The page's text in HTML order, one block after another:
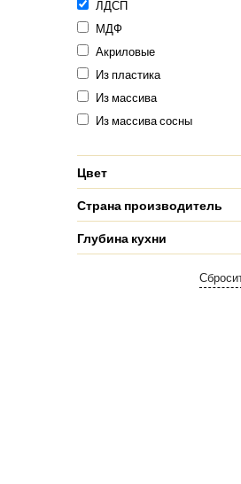
ЛДСП
МДФ
Акриловые
Из пластика
Из массива
Из массива сосны
Цвет
Страна производитель
Глубина кухни